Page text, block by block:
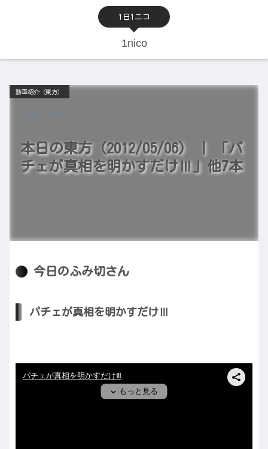
1日1ニコ
1nico
本日の東方（2012/05/06） | 「パ
チェが真相を明かすだけⅢ」他7本
動画紹介（東方）
今日のふみ切さん
パチェが真相を明かすだけⅢ